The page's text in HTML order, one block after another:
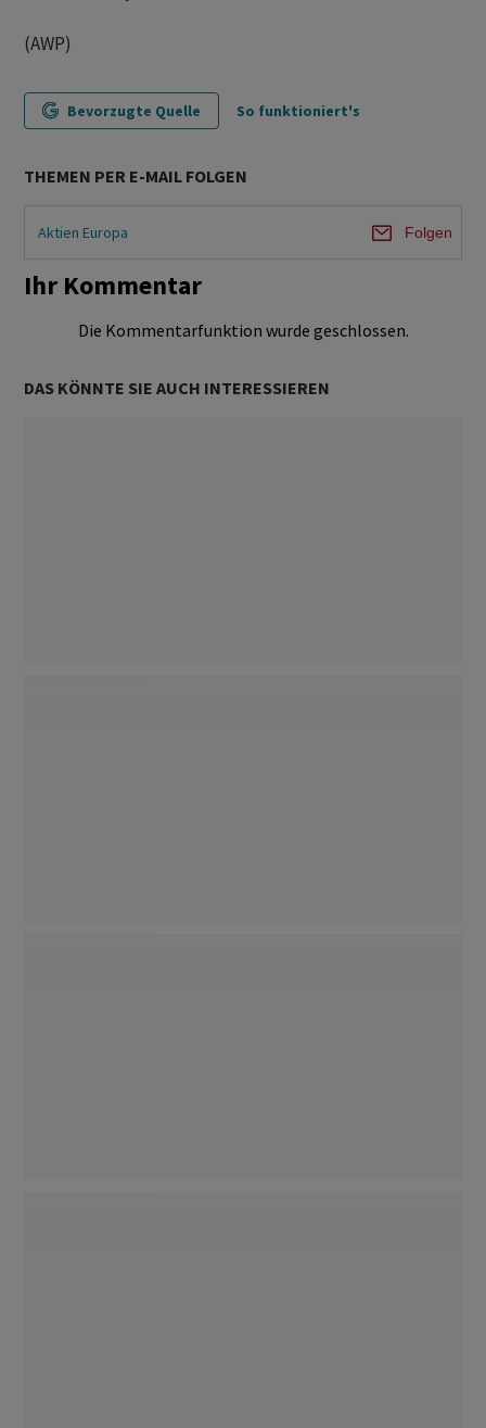
(AWP)
Bevorzugte Quelle So funktioniert's
THEMEN PER E-MAIL FOLGEN
Aktien Europa Folgen
Ihr Kommentar
Die Kommentarfunktion wurde geschlossen.
DAS KÖNNTE SIE AUCH INTERESSIEREN